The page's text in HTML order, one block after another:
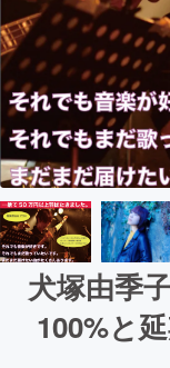
犬塚由季
100%と